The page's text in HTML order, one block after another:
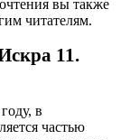
вы также
читателям.
11.
году, в
частью